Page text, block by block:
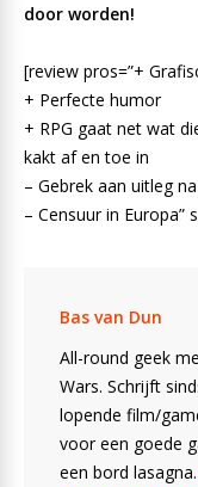
door worden!
[review pros=”+
+ Perfecte humor
+ RPG gaat net wat
kakt af en toe in
– Gebrek aan uitleg
– Censuur in Europa”
Bas van Dun
All-round geek
Wars. Schrijft
lopende film/
voor een goede
een bord lasagna.